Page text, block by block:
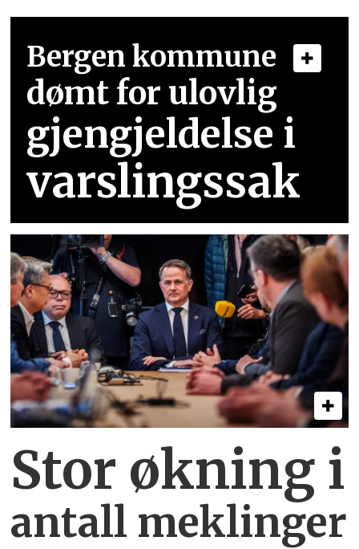
Bergen kommune
dømt for ulovlig
gjengjeldelse i
varslingssak
Stor økning i
antall meklinger